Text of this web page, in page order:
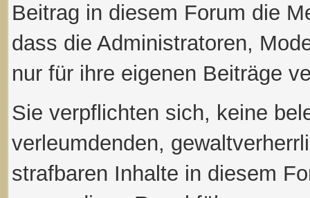
Beitrag in diesem Forum die
dass die Administratoren,
nur für ihre eigenen Beiträge
Sie verpflichten sich, keine
verleumdenden,
strafbaren Inhalte in diesem